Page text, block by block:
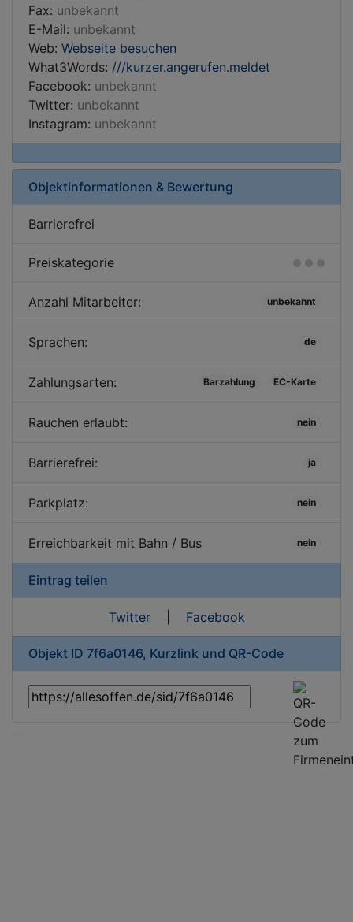
Fax: unbekannt
E-Mail: unbekannt
Web: Webseite besuchen
What3Words: ///kurzer.angerufen.meldet
Facebook: unbekannt
Twitter: unbekannt
Instagram: unbekannt
Objektinformationen & Bewertung
Barrierefrei
Preiskategorie
Anzahl Mitarbeiter: unbekannt
Sprachen: de
Zahlungsarten: Barzahlung EC-Karte
Rauchen erlaubt: nein
Barrierefrei: ja
Parkplatz: nein
Erreichbarkeit mit Bahn / Bus nein
Eintrag teilen
Twitter| Facebook
Objekt ID 7f6a0146, Kurzlink und QR-Code